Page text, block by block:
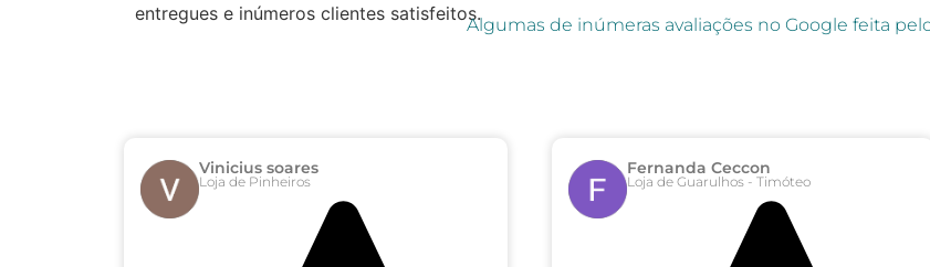
entregues e inúmeros clientes satisfeitos.
Algumas de inúmeras avaliações no Google feita
Vinicius soares
Loja de Pinheiros
Fernanda Ceccon
Loja de Guarulhos - Timóteo